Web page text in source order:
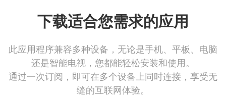
下载适合您需求的应用
此应用程序兼容多种设备，无论是手机、平板、电脑
还是智能电视，您都能轻松安装和使用。
通过一次订阅，即可在多个设备上同时连接，享受无
缝的互联网体验。